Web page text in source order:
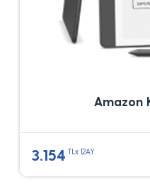
Amazon
3.154 TLx 12AY